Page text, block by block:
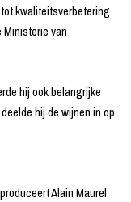
kwaliteitsverbetering
van
hij ook belangrijke
hij de wijnen in op
Alain Maurel